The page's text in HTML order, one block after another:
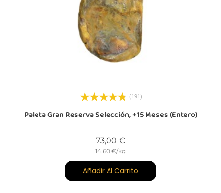
(191)
Paleta Gran Reserva Selección, +15 Meses (entero)
73,00 €
14.60 €/kg
Añadir Al Carrito